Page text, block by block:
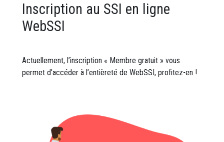
Inscription au SSI en ligne
WebSSI
Actuellement, l’inscription « Membre gratuit » vous
permet d’accéder à l’entièreté de WebSSI, profitez-en !